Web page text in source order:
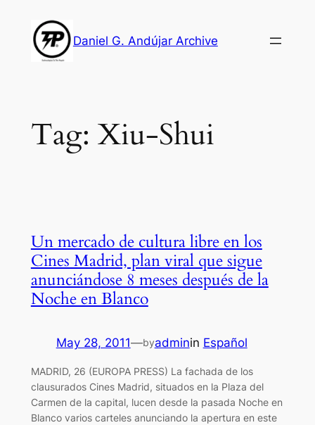
content
Daniel G. Andújar Archive
Tag: Xiu-Shui
Un mercado de cultura libre en los
Cines Madrid, plan viral que sigue
anunciándose 8 meses después de la
Noche en Blanco
May 28, 2011—byadminin Español
MADRID, 26 (EUROPA PRESS) La fachada de los
clausurados Cines Madrid, situados en la Plaza del
Carmen de la capital, lucen desde la pasada Noche en
Blanco varios carteles anunciando la apertura en este